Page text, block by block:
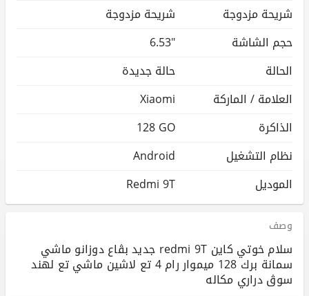
شريحة مزدوجة
شريحة مزدوجة
حجم الشاشة
6.53"
الحالة
حالة جديدة
العلامة / الماركة
Xiaomi
الذاكرة
128 GO
نظام التشغيل
Android
الموديل
Redmi 9T
وصف
سلام خوتي كاين redmi 9T جديد بڨاع دوزانو ماشي
سمانة برك 128 ميموار رام 4 تع لاشين ماشي تع لهند
سوڨ دراري مكاله